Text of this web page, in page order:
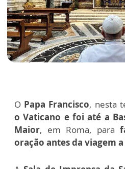
O Papa Francisco, nesta
o Vaticano e foi até a
Maior, em Roma, para
oração antes da viagem